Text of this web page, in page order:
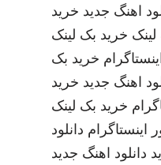
اهنگ جدید خرید
خرید بک لینک
خرید بک
اهنگ جدید خرید
خرید بک لینک
اینستاگرام دانلود
دانلود اهنگ جدید